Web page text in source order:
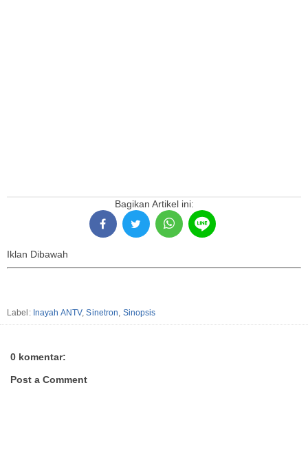
Bagikan Artikel ini:
Iklan Dibawah
Label: Inayah ANTV,Sinetron, Sinopsis
0 komentar:
Post a Comment